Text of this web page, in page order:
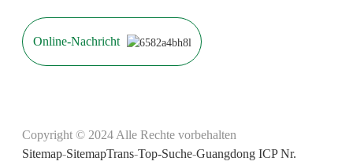
Online-Nachricht
Copyright © 2024 Alle Rechte vorbehalten
Sitemap-SitemapTrans-Top-Suche-Guangdong ICP Nr.